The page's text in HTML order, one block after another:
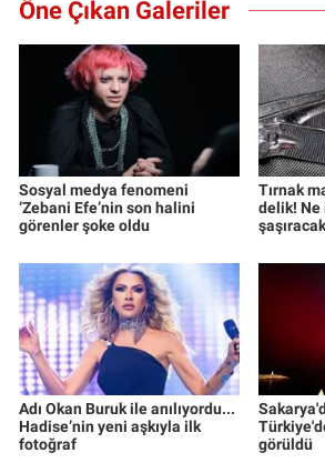
Öne Çıkan Galeriler
Sosyal medya fenomeni
‘Zebani Efe’nin son halini
görenler şoke oldu
Tırnak
delik! Ne
Adı Okan Buruk ile anılıyordu...
Hadise’nin yeni aşkıyla ilk
fotoğraf
görüldü